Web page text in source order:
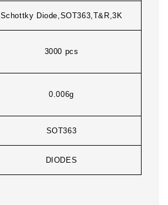
Schottky Diode,SOT363,T&R,3K
3000 pcs
0.006g
SOT363
DIODES